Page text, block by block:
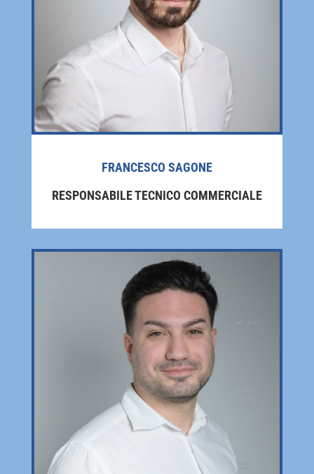
FRANCESCO SAGONE
RESPONSABILE TECNICO COMMERCIALE